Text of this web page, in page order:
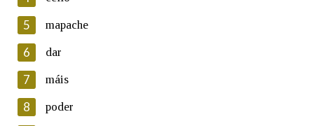
Lin e acepto as condicións da política de
Introduce o código que aparece na imaxe:
5 mapache
6 dar
7 máis
8 poder